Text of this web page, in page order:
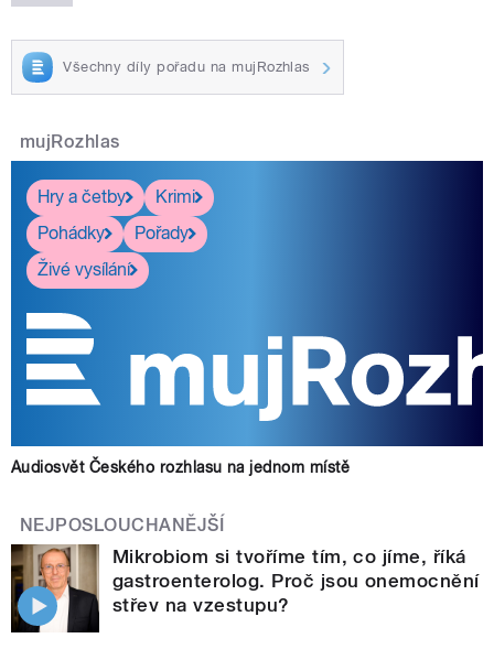
Všechny díly pořadu na mujRozhlas
mujRozhlas
Hry a četby
Krimi
Pohádky
Pořady
Živé vysílání
Audiosvět Českého rozhlasu na jednom místě
NEJPOSLOUCHANĚJŠÍ
Mikrobiom si tvoříme tím, co jíme, říká
gastroenterolog. Proč jsou onemocnění
střev na vzestupu?